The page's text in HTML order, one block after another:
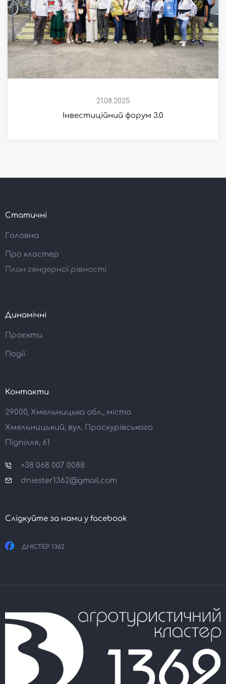
21.08.2025
Інвестиційний форум 3.0
Статичні
Головна
Про кластер
План гендерної рівності
Динамічні
Проєкти
Події
Контакти
29000, Хмельницька обл., місто
Хмельницький, вул. Проскурівського
Підпілля, 61
+38 068 007 0088
dniester1362@gmail.com
Слідкуйте за нами у facebook
ДНІСТЕР 1362